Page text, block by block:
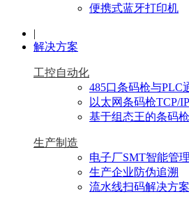
便携式蓝牙打印机
|
解决方案
工控自动化
485口条码枪与PLC
以太网条码枪TCP/
基于组态王的条码
生产制造
电子厂SMT智能管
生产企业防伪追溯
流水线扫码解决方案